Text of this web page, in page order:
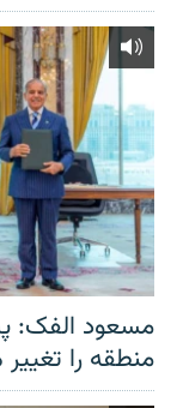
مسعود الفک:
منطقه را